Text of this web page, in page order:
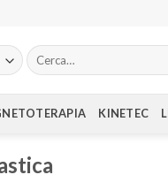
Cerca:
KINETEC